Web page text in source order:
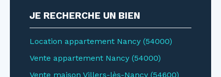
JE RECHERCHE UN BIEN
Location appartement Nancy (54000)
Vente appartement Nancy (54000)
Vente maison Villers-lès-Nancy (54600)